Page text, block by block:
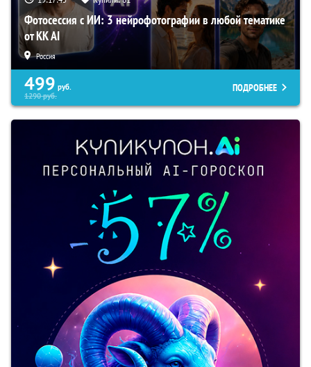
Фотосессия с ИИ: 3 нейрофотографии в любой тематике
от KK AI
Россия
499 руб.
1290руб.
ПОДРОБНЕЕ